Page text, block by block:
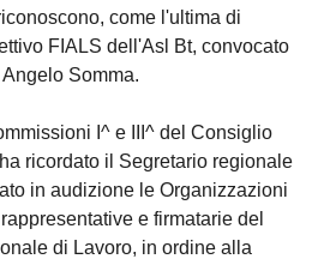
come l'ultima di
FIALS dell'Asl Bt, convocato
Somma.
I^ e III^ del Consiglio
ricordato il Segretario regionale
in audizione le Organizzazioni
e firmatarie del
di Lavoro, in ordine alla